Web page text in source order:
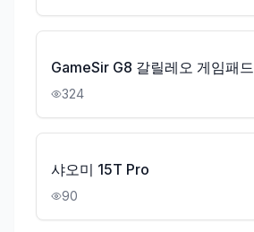
GameSir G8 갈릴레오 게임패드
324
샤오미 15T Pro
90